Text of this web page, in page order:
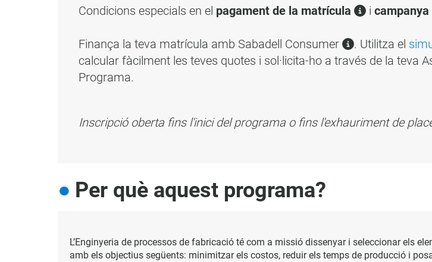
Condicions especials en el pagament de la matrícula i campanya
Finança la teva matrícula amb Sabadell Consumer . Utilitza el
calcular fàcilment les teves quotes i sol·licita-ho a través de la teva
Programa.
Inscripció oberta fins l'inici del programa o fins l'exhauriment de
Per què aquest programa?
L’Enginyeria de processos de fabricació té com a missió dissenyar i seleccionar els
amb els objectius següents: minimitzar els costos, reduir els temps de producció i